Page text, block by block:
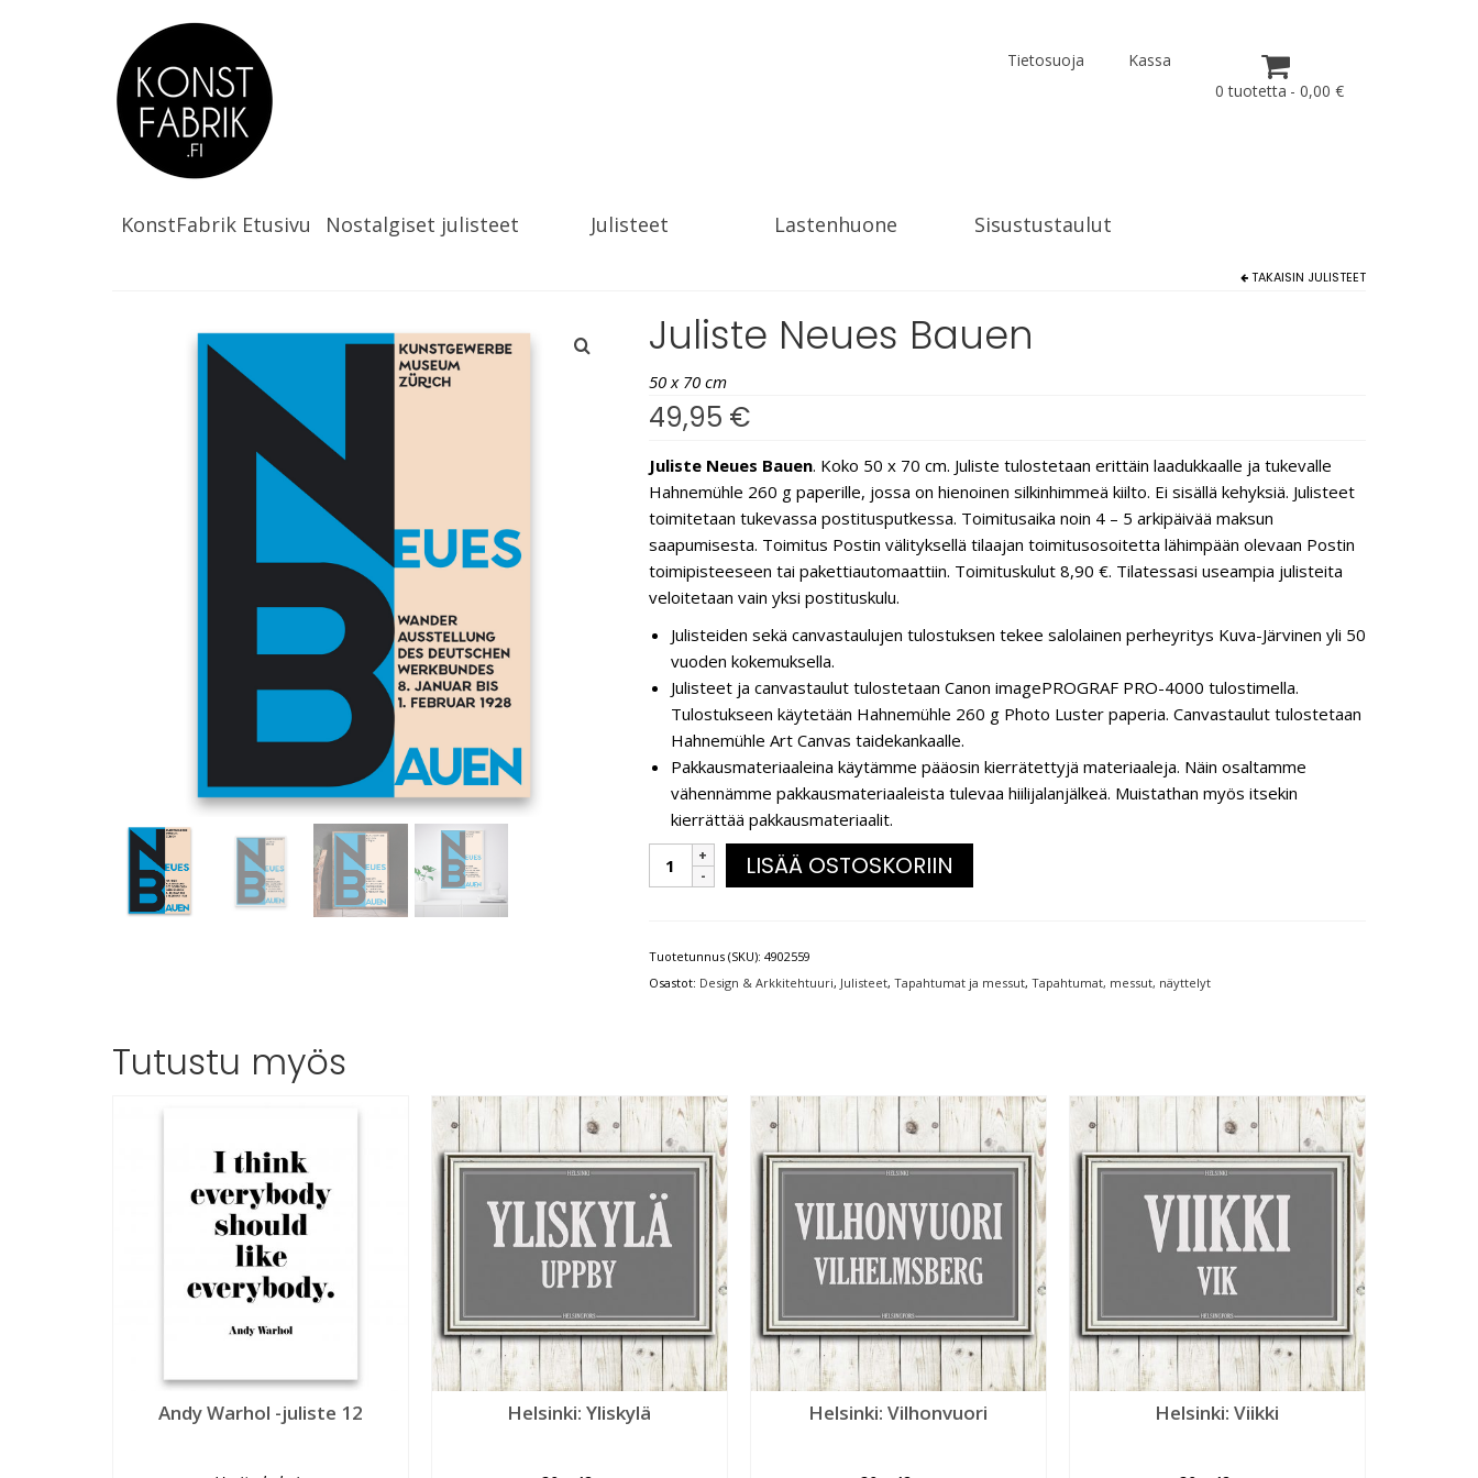
Tietosuoja
Kassa
0 tuotetta
0,00 €
KonstFabrik Etusivu Nostalgiset julisteet Julisteet Lastenhuone Sisustustaulut
TAKAISIN JULISTEET
Juliste Neues Bauen
50 x 70 cm
49,95 €
Juliste Neues Bauen. Koko 50 x 70 cm. Juliste tulostetaan erittäin laadukkaalle ja tukevalle
Hahnemühle 260 g paperille, jossa on hienoinen silkinhimmeä kiilto. Ei sisällä kehyksiä. Julisteet
toimitetaan tukevassa postitusputkessa. Toimitusaika noin 4 – 5 arkipäivää maksun
saapumisesta. Toimitus Postin välityksellä tilaajan toimitusosoitetta lähimpään olevaan Postin
toimipisteeseen tai pakettiautomaattiin. Toimituskulut 8,90 €. Tilatessasi useampia julisteita
veloitetaan vain yksi postituskulu.
Julisteiden sekä canvastaulujen tulostuksen tekee salolainen perheyritys Kuva-Järvinen yli 50
vuoden kokemuksella.
Julisteet ja canvastaulut tulostetaan Canon imagePROGRAF PRO-4000 tulostimella.
Tulostukseen käytetään Hahnemühle 260 g Photo Luster paperia. Canvastaulut tulostetaan
Hahnemühle Art Canvas taidekankaalle.
Pakkausmateriaaleina käytämme pääosin kierrätettyjä materiaaleja. Näin osaltamme
vähennämme pakkausmateriaaleista tulevaa hiilijalanjälkeä. Muistathan myös itsekin
kierrättää pakkausmateriaalit.
LISÄÄ OSTOSKORIIN
Tuotetunnus (SKU): 4902559
Osastot: Design & Arkkitehtuuri, Julisteet, Tapahtumat ja messut, Tapahtumat, messut, näyttelyt
Tutustu myös
Andy Warhol -juliste 12 Helsinki: Yliskylä Helsinki: Vilhonvuori Helsinki: Viikki